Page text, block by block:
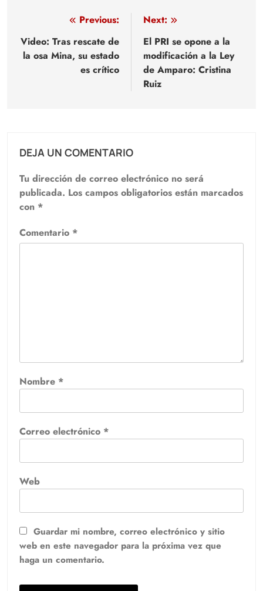
Navegación
de
entradas
Previous:
Video: Tras rescate de
la osa Mina, su estado
es crítico
Next:
El PRI se opone a la
modificación a la Ley
de Amparo: Cristina
Ruiz
DEJA UN COMENTARIO
Tu dirección de correo electrónico no será
publicada. Los campos obligatorios están marcados
con *
Comentario *
Nombre *
Correo electrónico *
Web
Guardar mi nombre, correo electrónico y sitio
web en este navegador para la próxima vez que
haga un comentario.